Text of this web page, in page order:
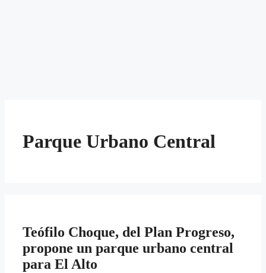
Parque Urbano Central
Teófilo Choque, del Plan Progreso,
propone un parque urbano central
para El Alto